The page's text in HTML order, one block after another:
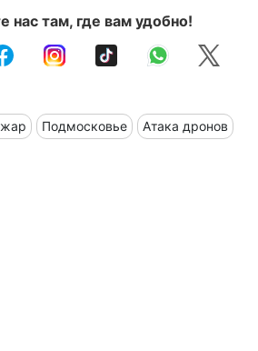
нас там, где вам удобно!
Подмосковье Атака дронов